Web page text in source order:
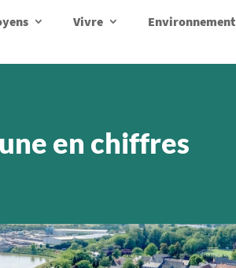
Vivre Environnement
en chiffres